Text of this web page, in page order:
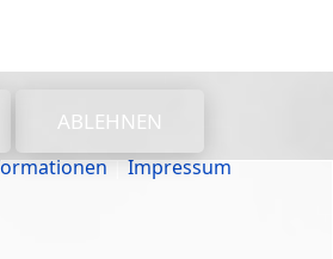
ABLEHNEN
|Impressum